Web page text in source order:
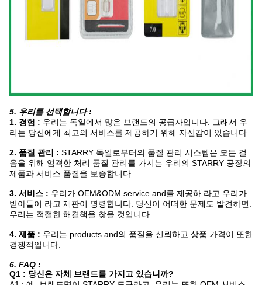
5. 우리를 선택합니다 :
1. 경험 : 우리는 독일에서 많은 브랜드의 공급자입니다. 그래서 우
리는 당신에게 최고의 서비스를 제공하기 위해 자신감이 있습니다.
2. 품질 관리 : STARRY 독일로부터의 품질 관리 시스템은 모든 걸
음을 위해 엄격한 처리 품질 관리를 가지는 우리의 STARRY 공장의
제품과 서비스 품질을 보증합니다.
3. 서비스 : 우리가 OEM&ODM service.and를 제공하 라고 우리가
받아들이 라고 재판이 명령합니다. 당신이 어떠한 문제도 발견하면.
우리는 적절한 해결책을 찾을 것입니다.
4. 제품 : 우리는 products.and의 품질을 신뢰하고 상품 가격이 또한
경쟁적입니다.
6. FAQ :
Q1 : 당신은 자체 브랜드를 가지고 있습니까?